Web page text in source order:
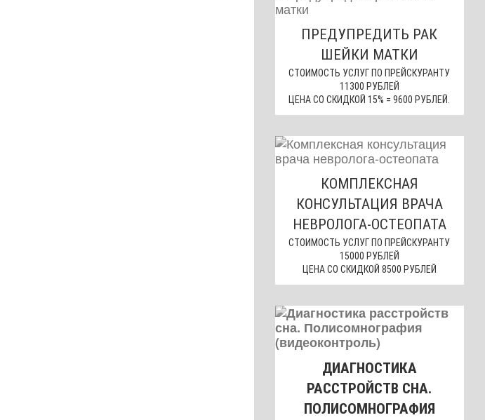
ПРЕДУПРЕДИТЬ РАК
ШЕЙКИ МАТКИ
СТОИМОСТЬ УСЛУГ ПО ПРЕЙСКУРАНТУ
11300 РУБЛЕЙ
ЦЕНА СО СКИДКОЙ 15% = 9600 РУБЛЕЙ.
КОМПЛЕКСНАЯ
КОНСУЛЬТАЦИЯ ВРАЧА
НЕВРОЛОГА-ОСТЕОПАТА
СТОИМОСТЬ УСЛУГ ПО ПРЕЙСКУРАНТУ
15000 РУБЛЕЙ
ЦЕНА СО СКИДКОЙ 8500 РУБЛЕЙ
ДИАГНОСТИКА
РАССТРОЙСТВ СНА.
ПОЛИСОМНОГРАФИЯ